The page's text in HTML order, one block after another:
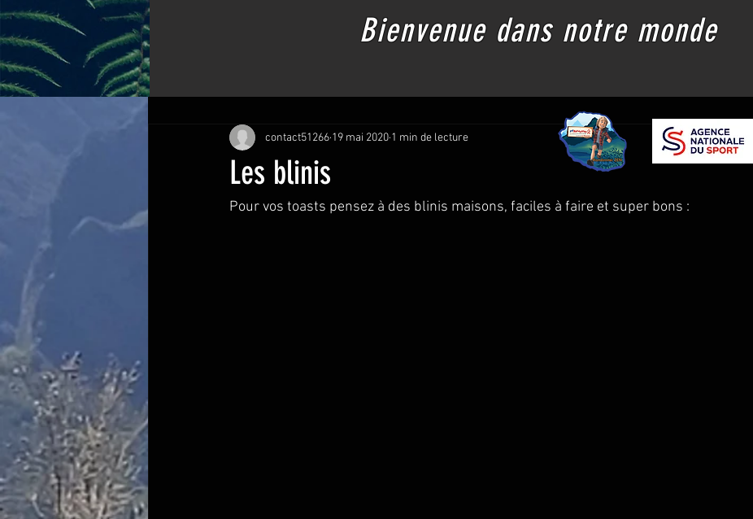
Tous les posts
Les blinis
contact51266 19 mai 2020 1 min de lecture
Pour vos toasts pensez à des blinis maisons, faciles à faire et super bons :
Bienvenue dans notre monde